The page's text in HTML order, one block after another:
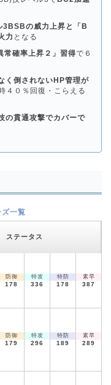
3BSBの威力上昇と「B
力 となる
常確率上昇２」習得で６
く倒されないHP管理が
４０％回復・こらえる
の貫通攻撃でカバーで
一覧
ステータス
防御
178
特攻
336
特防
178
素早
387
防御
179
特攻
296
特防
189
素早
289